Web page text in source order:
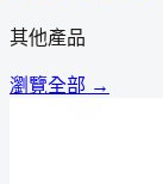
其他產品
瀏覽全部 →